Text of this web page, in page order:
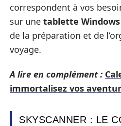
correspondent à vos
sur une tablette Windows
de la préparation et de
voyage.
A lire en complément :
immortalisez vos
SKYSCANNER : LE